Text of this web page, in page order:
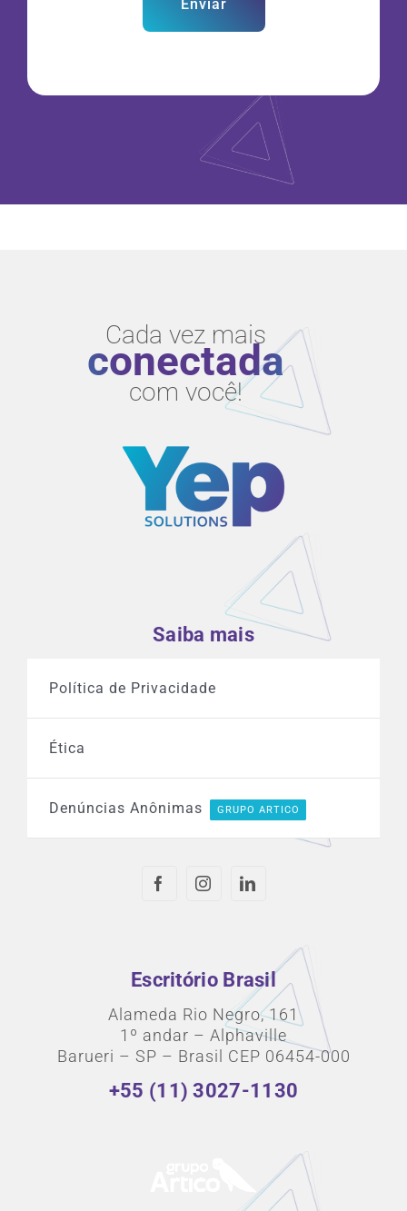
Enviar
Cada vez mais
conectada
com você!
Saiba mais
Política de Privacidade
Ética
Denúncias Anônimas GRUPO ARTICO
Escritório Brasil
Alameda Rio Negro, 161
1º andar – Alphaville
Barueri – SP – Brasil CEP 06454-000
+55 (11) 3027-1130